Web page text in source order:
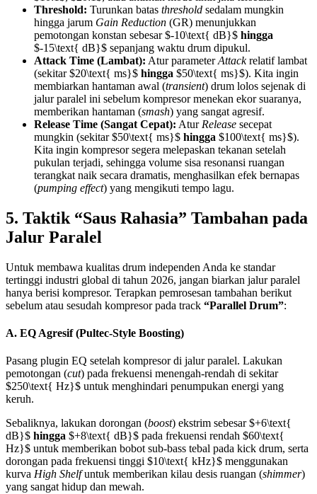
Threshold: Turunkan batas threshold sedalam mungkin
hingga jarum Gain Reduction (GR) menunjukkan
pemotongan konstan sebesar $-10\text{ dB}$ hingga
$-15\text{ dB}$ sepanjang waktu drum dipukul.
Attack Time (Lambat): Atur parameterAttackrelatif lambat
(sekitar $20\text{ ms}$ hingga $50\text{ ms}$). Kita ingin
membiarkan hantaman awal (transient) drum lolos sejenak di
jalur paralel ini sebelum kompresor menekan ekor suaranya,
memberikan hantaman (smash) yang sangat agresif.
Release Time (Sangat Cepat): Atur Release secepat
mungkin (sekitar $50\text{ ms}$ hingga $100\text{ ms}$).
Kita ingin kompresor segera melepaskan tekanan setelah
pukulan terjadi, sehingga volume sisa resonansi ruangan
terangkat naik secara dramatis, menghasilkan efek bernapas
(pumping effect) yang mengikuti tempo lagu.
5. Taktik “Saus Rahasia” Tambahan pada
Jalur Paralel
Untuk membawa kualitas drum independen Anda ke standar
tertinggi industri global di tahun 2026, jangan biarkan jalur paralel
hanya berisi kompresor. Terapkan pemrosesan tambahan berikut
sebelum atau sesudah kompresor pada track “Parallel Drum”:
A. EQ Agresif (Pultec-Style Boosting)
Pasang plugin EQ setelah kompresor di jalur paralel. Lakukan
pemotongan (cut) pada frekuensi menengah-rendah di sekitar
$250\text{ Hz}$ untuk menghindari penumpukan energi yang
keruh.
Sebaliknya, lakukan dorongan (boost) ekstrim sebesar $+6\text{
dB}$ hingga $+8\text{ dB}$ pada frekuensi rendah $60\text{
Hz}$ untuk memberikan bobot sub-bass tebal pada kick drum, serta
dorongan pada frekuensi tinggi $10\text{ kHz}$ menggunakan
kurva High Shelfuntuk memberikan kilau desis ruangan (shimmer)
yang sangat hidup dan mewah.